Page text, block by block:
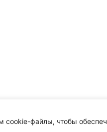
cookie-файлы, чтобы